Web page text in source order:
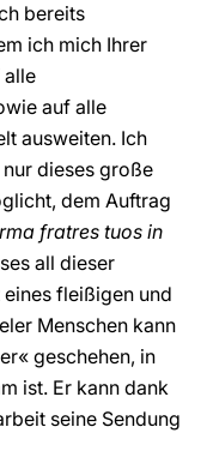
bereits
ich mich Ihrer
alle
auf alle
ausweiten. Ich
dieses große
dem Auftrag
fratres tuos in
all dieser
fleißigen und
Menschen kann
geschehen, in
ist. Er kann dank
seine Sendung